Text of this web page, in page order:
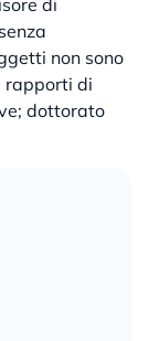
di
non sono
rapporti di
dottorato